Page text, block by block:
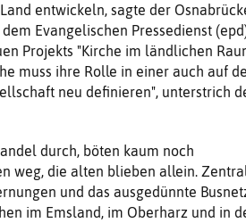
entwickeln, sagte der
Evangelischen Pressedienst
Projekts "Kirche im ländlichen
muss ihre Rolle in einer auch auf
neu definieren", unterstrich
durch, böten kaum noch
weg, die alten blieben allein.
und das ausgedünnte
im Emsland, im Oberharz und in